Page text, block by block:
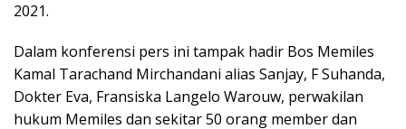
2021.
Dalam konferensi pers ini tampak hadir Bos Memiles
Kamal Tarachand Mirchandani alias Sanjay, F Suhanda,
Dokter Eva, Fransiska Langelo Warouw, perwakilan
hukum Memiles dan sekitar 50 orang member dan